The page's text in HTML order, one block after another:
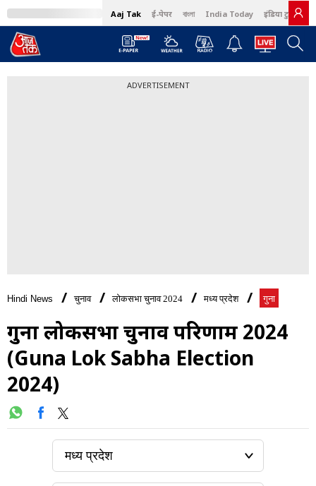
Aaj Tak ई-पेपर বাংলা India Today इंडिया टुडे हिंदी
ADVERTISEMENT
Hindi News चुनाव लोकसभा चुनाव 2024 मध्य प्रदेश गुना
गुना लोकसभा चुनाव परिणाम 2024
(Guna Lok Sabha Election
2024)